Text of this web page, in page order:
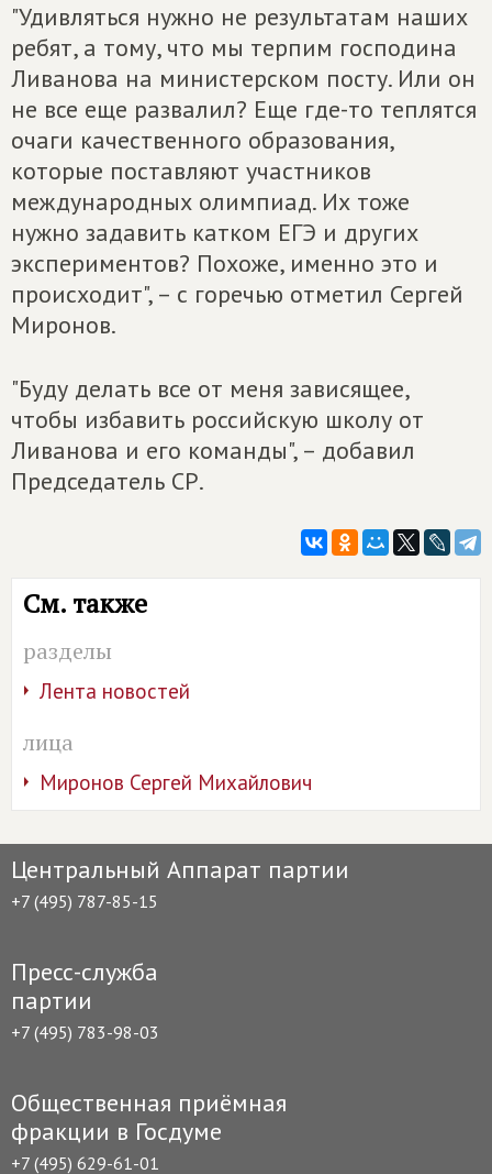
"Удивляться нужно не результатам наших
ребят, а тому, что мы терпим господина
Ливанова на министерском посту. Или он
не все еще развалил? Еще где-то теплятся
очаги качественного образования,
которые поставляют участников
международных олимпиад. Их тоже
нужно задавить катком ЕГЭ и других
экспериментов? Похоже, именно это и
происходит", – с горечью отметил Сергей
Миронов.
"Буду делать все от меня зависящее,
чтобы избавить российскую школу от
Ливанова и его команды", – добавил
Председатель СР.
См. также
разделы
Лента новостей
лица
Миронов Сергей Михайлович
Центральный Аппарат партии
+7 (495) 787-85-15
Пресс-служба
партии
+7 (495) 783-98-03
Общественная приёмная
фракции в Госдуме
+7 (495) 629-61-01